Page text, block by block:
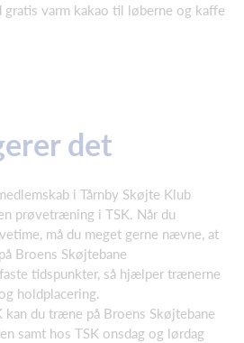
varm kakao til løberne og kaffe
det
i Tårnby Skøjte Klub
prøvetræning i TSK. Når du
må du meget gerne nævne, at
Broens Skøjtebane
tidspunkter, så hjælper trænerne
holdplacering.
kan du træne på Broens Skøjtebane
samt hos TSK onsdag og lørdag